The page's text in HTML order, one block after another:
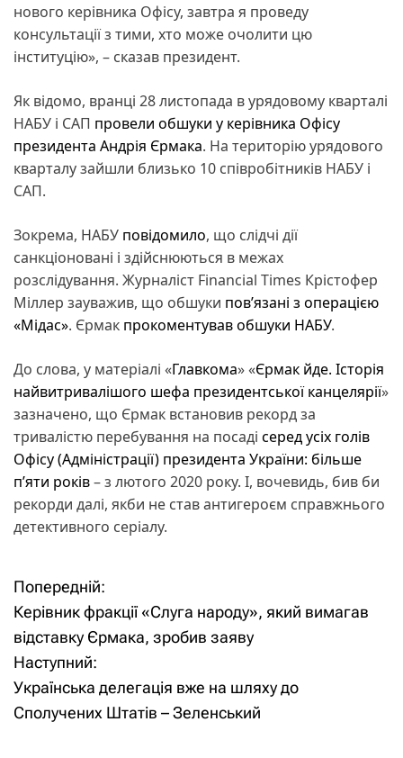
нового керівника Офісу, завтра я проведу
консультації з тими, хто може очолити цю
інституцію», – сказав президент.
Як відомо, вранці 28 листопада в урядовому кварталі
НАБУ і САП провели обшуки у керівника Офісу
президента Андрія Єрмака. На територію урядового
кварталу зайшли близько 10 співробітників НАБУ і
САП.
Зокрема, НАБУ повідомило, що слідчі дії
санкціоновані і здійснюються в межах
розслідування. Журналіст Financial Times Крістофер
Міллер зауважив, що обшуки пов’язані з операцією
«Мідас». Єрмак прокоментував обшуки НАБУ.
До слова, у матеріалі «Главкома» «Єрмак йде. Історія
найвитривалішого шефа президентської канцелярії»
зазначено, що Єрмак встановив рекорд за
тривалістю перебування на посаді серед усіх голів
Офісу (Адміністрації) президента України: більше
п’яти років– з лютого 2020 року. І, вочевидь, бив би
рекорди далі, якби не став антигероєм справжнього
детективного серіалу.
Н
а
в
і
Попередній:
Керівник фракції «Слуга народу», який вимагав
відставку Єрмака, зробив заяву
Наступний:
Українська делегація вже на шляху до
Сполучених Штатів – Зеленський